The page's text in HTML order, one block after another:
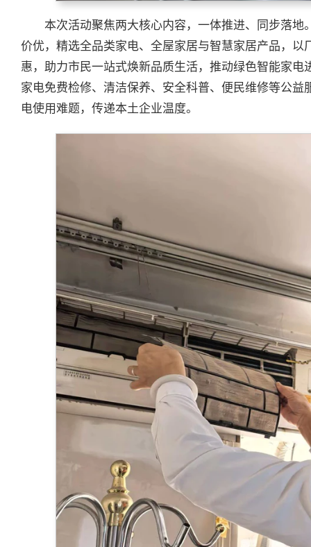
本次活动聚焦两大核心内容，一体推进、同步落
价优，精选全品类家电、全屋家居与智慧家居产品，
惠，助力市民一站式焕新品质生活，推动绿色智能家
家电免费检修、清洁保养、安全科普、便民维修等公
电使用难题，传递本土企业温度。